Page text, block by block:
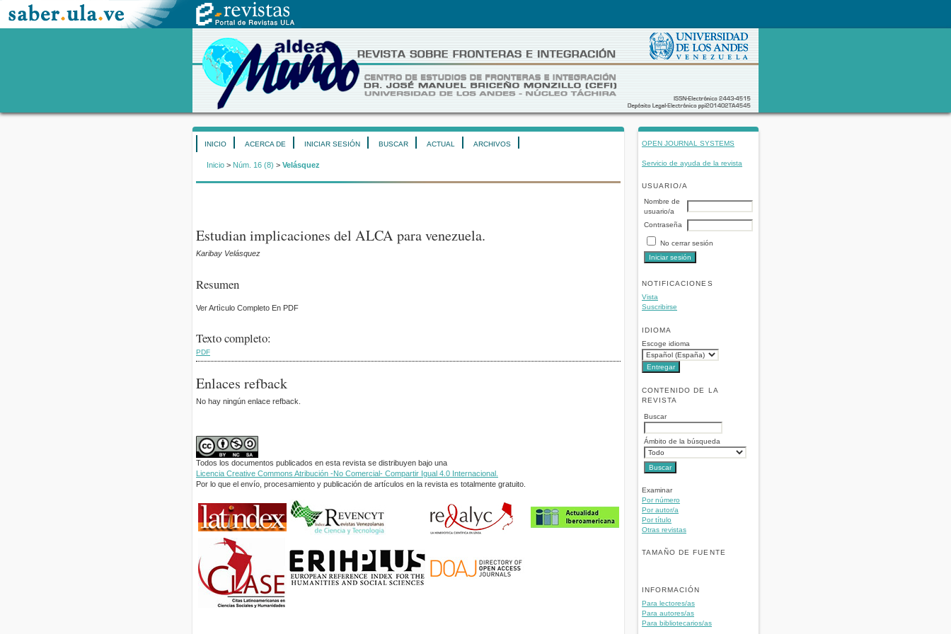
OPEN JOURNAL SYSTEMS
Servicio de ayuda de la revista
USUARIO/A
Nombre de
usuario/a
Contraseña
No cerrar sesión
NOTIFICACIONES
Vista
Suscribirse
IDIOMA
Escoge idioma
CONTENIDO DE LA
REVISTA
Buscar
Ámbito de la búsqueda
Examinar
Por número
Por autor/a
Por título
Otras revistas
TAMAÑO DE FUENTE
INFORMACIÓN
Para lectores/as
Para autores/as
Para bibliotecarios/as
INICIO ACERCA DE INICIAR SESIÓN BUSCAR ACTUAL ARCHIVOS
Inicio > Núm. 16 (8) > Velásquez
Estudian implicaciones del ALCA para venezuela.
Karibay Velásquez
Resumen
Ver Artìculo Completo En PDF
Texto completo:
PDF
Enlaces refback
No hay ningún enlace refback.
Todos los documentos publicados en esta revista se distribuyen bajo una
Licencia Creative Commons Atribución -No Comercial- Compartir Igual 4.0 Internacional.
Por lo que el envío, procesamiento y publicación de artículos en la revista es totalmente gratuito.